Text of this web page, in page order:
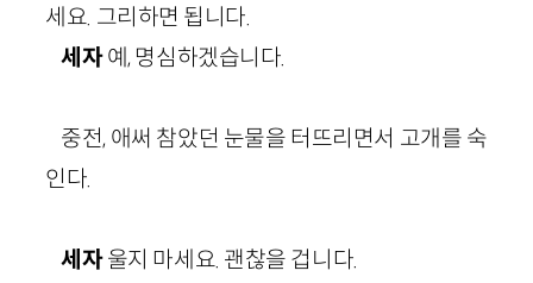
세요. 그리하면 됩니다.
세자예, 명심하겠습니다.
중전, 애써 참았던 눈물을 터뜨리면서 고개를 숙
인다.
세자울지 마세요. 괜찮을 겁니다.